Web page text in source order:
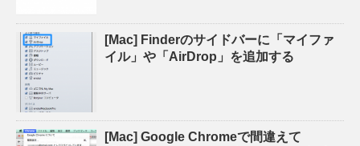
[Mac] Finderのサイドバーに「マイファ
イル」や「AirDrop」を追加する
[Mac] Google Chromeで間違えて